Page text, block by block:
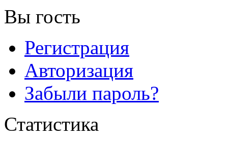
Вы гость
Регистрация
Авторизация
Забыли пароль?
Статистика